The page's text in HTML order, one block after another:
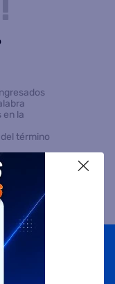
en la
término
COMPRA
las mejores
X